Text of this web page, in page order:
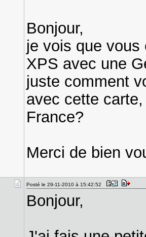
Bonjour,
je vois que
XPS avec une
juste comment
avec cette
France?
Merci de bien
Posté le 29-11-2010 à 15:42:52
Bonjour,